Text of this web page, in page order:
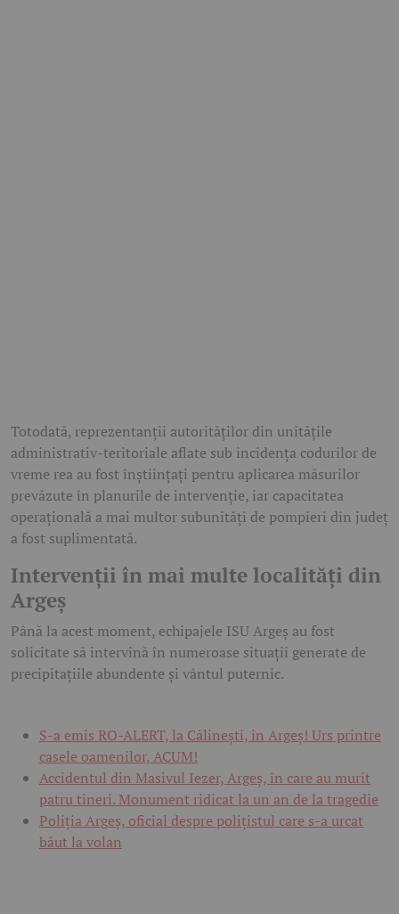
Totodată, reprezentanții autorităților din unitățile
administrativ-teritoriale aflate sub incidența codurilor de
vreme rea au fost înștiințați pentru aplicarea măsurilor
prevăzute în planurile de intervenție, iar capacitatea
operațională a mai multor subunități de pompieri din județ
a fost suplimentată.
Intervenții în mai multe localități din
Argeș
Până la acest moment, echipajele ISU Argeș au fost
solicitate să intervină în numeroase situații generate de
precipitațiile abundente și vântul puternic.
S-a emis RO-ALERT, la Călinești, în Argeș! Urs printre
casele oamenilor, ACUM!
Accidentul din Masivul Iezer, Argeș, în care au murit
patru tineri. Monument ridicat la un an de la tragedie
Poliția Argeș, oficial despre polițistul care s-a urcat
băut la volan